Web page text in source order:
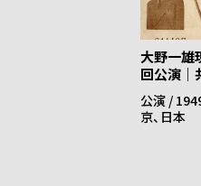
大野一雄
回公演｜
公演 /
京、日本